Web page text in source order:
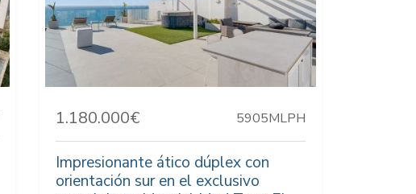
1.180.000€ 5905MLPH
Impresionante ático dúplex con
orientación sur en el exclusivo